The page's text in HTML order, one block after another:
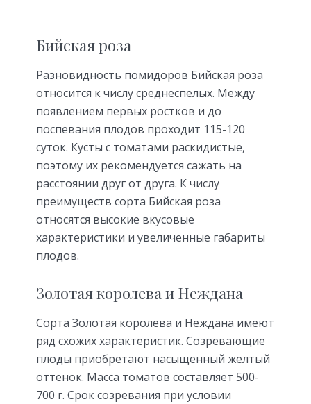
Бийская роза
Разновидность помидоров Бийская роза
относится к числу среднеспелых. Между
появлением первых ростков и до
поспевания плодов проходит 115-120
суток. Кусты с томатами раскидистые,
поэтому их рекомендуется сажать на
расстоянии друг от друга. К числу
преимуществ сорта Бийская роза
относятся высокие вкусовые
характеристики и увеличенные габариты
плодов.
Золотая королева и Неждана
Сорта Золотая королева и Неждана имеют
ряд схожих характеристик. Созревающие
плоды приобретают насыщенный желтый
оттенок. Масса томатов составляет 500-
700 г. Срок созревания при условии